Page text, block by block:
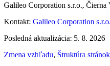
Galileo Corporation s.r.o., Čierna
Kontakt: Galileo Corporation s.r.o.
Posledná aktualizácia: 5. 8. 2026
Zmena vzhľadu, Štruktúra stránok